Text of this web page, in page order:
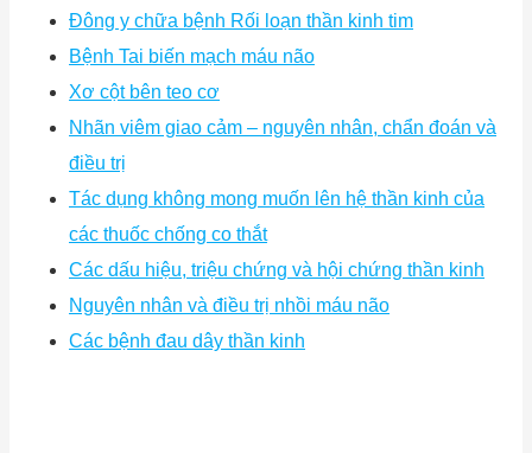
Đông y chữa bệnh Rối loạn thần kinh tim
Bệnh Tai biến mạch máu não
Xơ cột bên teo cơ
Nhãn viêm giao cảm – nguyên nhân, chẩn đoán và
điều trị
Tác dụng không mong muốn lên hệ thần kinh của
các thuốc chống co thắt
Các dấu hiệu, triệu chứng và hội chứng thần kinh
Nguyên nhân và điều trị nhồi máu não
Các bệnh đau dây thần kinh